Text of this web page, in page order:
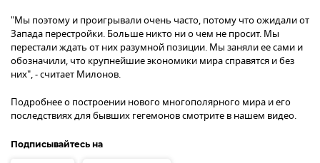
"Мы поэтому и проигрывали очень часто, потому что ожидали от
Запада перестройки. Больше никто ни о чем не просит. Мы
перестали ждать от них разумной позиции. Мы заняли ее сами и
обозначили, что крупнейшие экономики мира справятся и без
них", - считает Милонов.
Подробнее о построении нового многополярного мира и его
последствиях для бывших гегемонов смотрите в нашем видео.
Подписывайтесь на